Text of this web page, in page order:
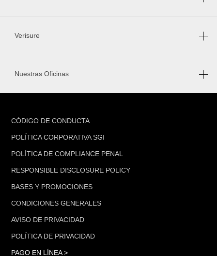
Verisure
Nuestras Oficinas
FOOTER
CÓDIGO DE CONDUCTA
POLÍTICA CORPORATIVA SGI
POLÍTICA DE COMPLIANCE PENAL
RESPONSIBLE DISCLOSURE POLICY
BASES Y PROMOCIONES
CONDICIONES GENERALES
AVISO DE PRIVACIDAD
POLÍTICA DE PRIVACIDAD
PAGO EN LÍNEA >